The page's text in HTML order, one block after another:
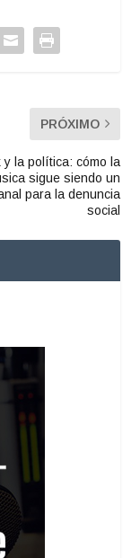
PRÓXIMO
y la política: cómo la
sigue siendo un
para la denuncia
social